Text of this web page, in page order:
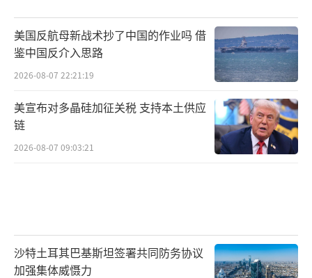
美国反航母新战术抄了中国的作业吗 借
鉴中国反介入思路
2026-08-07 22:21:19
美宣布对多晶硅加征关税 支持本土供应
链
2026-08-07 09:03:21
沙特土耳其巴基斯坦签署共同防务协议
加强集体威慑力